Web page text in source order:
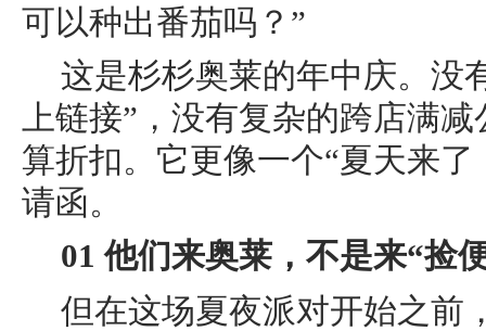
可以种出番茄吗？”
这是杉杉奥莱的年中庆。没
上链接”，没有复杂的跨店满
算折扣。它更像一个“夏天来
请函。
01 他们来奥莱，不是来“捡
但在这场夏夜派对开始之